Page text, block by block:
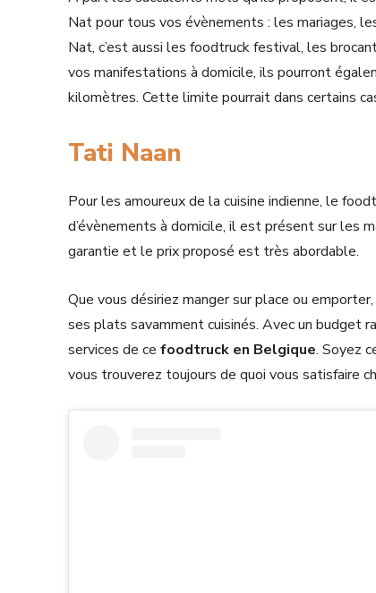
Nat pour tous vos évènements : les mariages,
Nat, c’est aussi les foodtruck festival, les
vos manifestations à domicile, ils pourront
kilomètres. Cette limite pourrait dans certains
Tati Naan
Pour les amoureux de la cuisine indienne, le
d’évènements à domicile, il est présent sur les
garantie et le prix proposé est très abordable.
Que vous désiriez manger sur place ou
ses plats savamment cuisinés. Avec un budget
services de ce foodtruck en Belgique. Soyez
vous trouverez toujours de quoi vous satisfaire